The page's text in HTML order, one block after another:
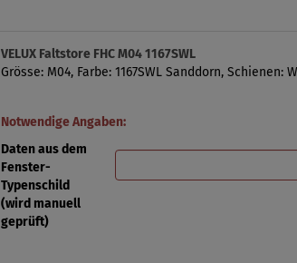
VELUX Faltstore FHC M04 1167SWL
Grösse: M04, Farbe: 1167SWL Sanddorn, Schienen:
Notwendige Angaben:
Daten aus dem
Fenster-
Typenschild
(wird manuell
geprüft)